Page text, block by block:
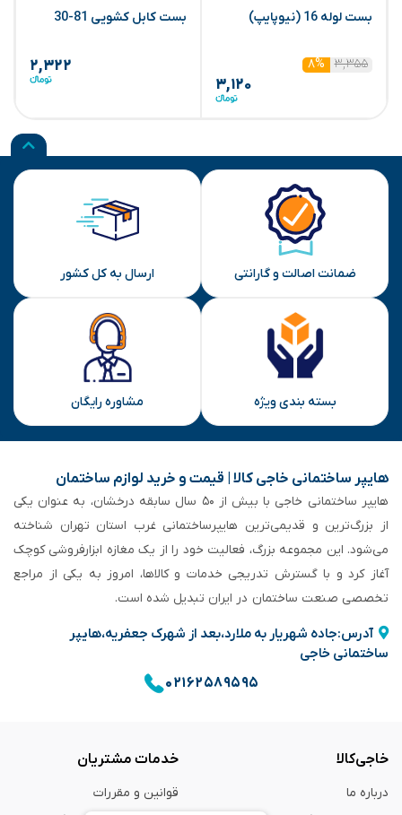
بست لوله 16 (نیوپایپ)
۳,۳۵۵ ۸%
۳,۱۲۰
بست کابل کشویی 81-30
۲,۳۲۲
ضمانت اصالت و گارانتی ارسال به کل کشور
بسته بندی ویژه مشاوره رایگان
هایپر ساختمانی خاجی‌ کالا | قیمت و خرید لوازم ساختمان
هایپر ساختمانی خاجی‌ با بیش از ۵۰ سال سابقه‌ درخشان، به عنوان یکی
از بزرگ‌ترین و قدیمی‌ترین هایپرساختمانی‌ غرب استان تهران شناخته
می‌شود. این مجموعه بزرگ، فعالیت خود را از یک مغازه ابزارفروشی کوچک
آغاز کرد و با گسترش تدریجی خدمات و کالاها، امروز به یکی از مراجع
تخصصی صنعت ساختمان در ایران تبدیل شده است.
آدرس:جاده شهریار به ملارد،بعد از شهرک جعفریه،هایپر
ساختمانی خاجی
۰۲۱۶۲۵۸۹۵۹۵
خاجی‌کالا
درباره ما
خدمات مشتریان
قوانین و مقررات